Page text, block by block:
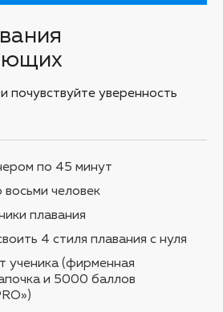
почувствуйте уверенность
по 45 минут
человек
плавания
4 стиля плавания с нуля
ученика (фирменная
и 5000 баллов